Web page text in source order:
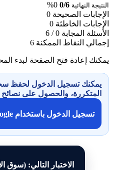
النتيجة النهائية 0/6
0%
الإجابات الصحيحة 0
الإجابات الخاطئة 0
الأسئلة المجابة 0 / 6
إجمالي النقاط الممكنة 6
يمكنك إعادة فتح الصفحة لبدء
يمكنك تسجيل الدخول لحفظ
المتكررة، والحصول على
تسجيل الدخول باستخدام Google
الاختبار التالي: (سوق